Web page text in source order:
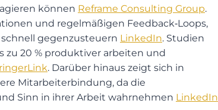
können​ Reframe Consulting Group.
und regelmäßigen Feedback‑Loops,
gegenzusteuern​ LinkedIn. Studien
zu 20 % produktiver arbeiten und
. Darüber hinaus zeigt sich in
Mitarbeiterbindung, da die
Sinn in ihrer Arbeit wahrnehmen LinkedIn